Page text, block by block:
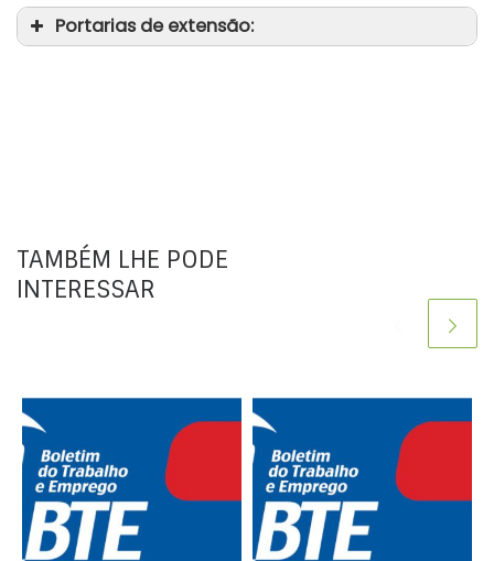
Portarias de extensão:
TAMBÉM LHE PODE
INTERESSAR